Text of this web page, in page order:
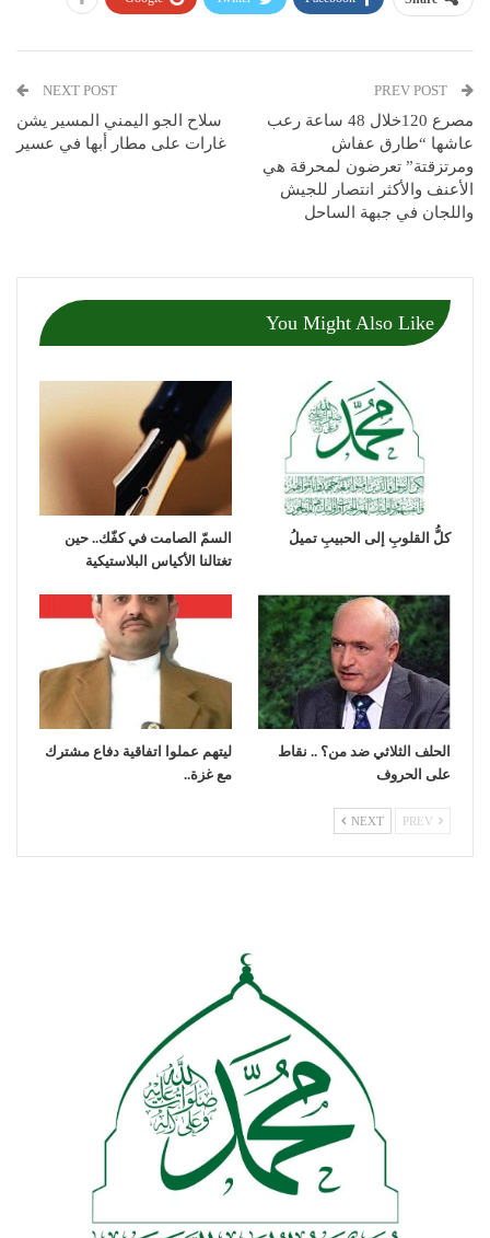
مصرع 120خلال 48 ساعة رعب
عاشها “طارق عفاش
ومرتزقتة” تعرضون لمحرقة هي
الأعنف والأكثر انتصار للجيش
واللجان في جبهة الساحل
NEXT POST
سلاح الجو اليمني المسير يشن
غارات على مطار أبها في عسير
You Might Also Like
كلُّ القلوبِ إلى الحبيبِ تميلُ
السمّ الصامت في كفّك.. حين
تغتالنا الأكياس البلاستيكية
الحلف الثلاثي ضد من؟ .. نقاط
على الحروف
ليتهم عملوا اتفاقية دفاع مشترك
مع غزة..
NEXT